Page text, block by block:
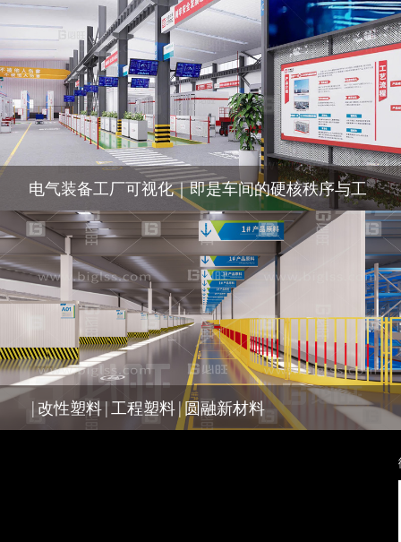
每个角落都透着专业与信赖
电气装备工厂可视化｜即是车间的硬核秩序与工
业活力
|改性塑料|工程塑料|圆融新材料